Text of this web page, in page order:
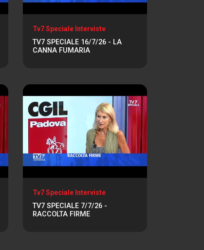
Tv7 Speciale Interviste
TV7 SPECIALE 16/7/26 - LA
CANNA FUMARIA
Tv7 Speciale Interviste
TV7 SPECIALE 7/7/26 -
RACCOLTA FIRME